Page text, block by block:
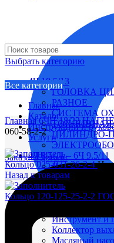
Выбрать категорию
4Ч 10,5/13
ГОЛОВКА
РАЗНОЕ
СИСТЕМА
ЦИЛИНДРО-
4Ч 8,5/11 – 6Ч 9.5/11
Вал
Вал
Водяной насос
Глушитель
Инструмент и
Коллектор
Масляный
Все категории
Главная
Каталог
Инструкции и
Услуги
Заказать детали
Главная6ЧН 18/22
060-58-2-2
Кольцо 025-031-26-2-4
Назад к товарам
Кольцо 120-125-25-2-2
Увеличить